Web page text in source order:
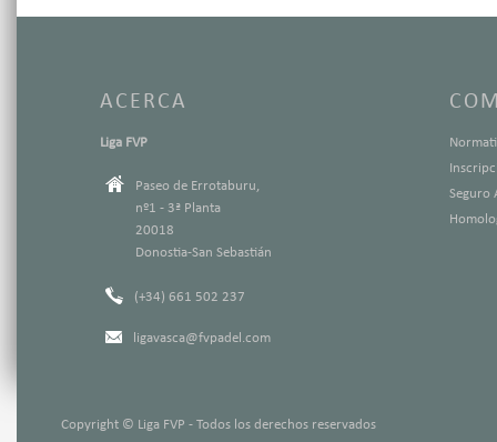
ACERCA
Liga FVP
Paseo de Errotaburu,
nº1 - 3ª Planta
20018
Donostia-San Sebastián
(+34) 661 502 237
ligavasca@fvpadel.com
Seguro
Copyright © Liga FVP - Todos los derechos reservados